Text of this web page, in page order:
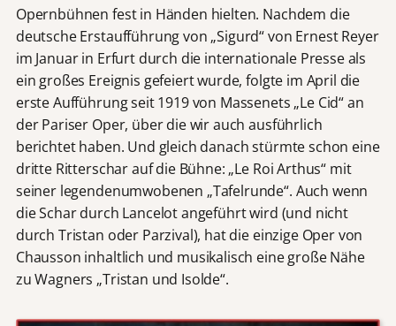
Opernbühnen fest in Händen hielten. Nachdem die
deutsche Erstaufführung von „Sigurd“ von Ernest Reyer
im Januar in Erfurt durch die internationale Presse als
ein großes Ereignis gefeiert wurde, folgte im April die
erste Aufführung seit 1919 von Massenets „Le Cid“ an
der Pariser Oper, über die wir auch ausführlich
berichtet haben. Und gleich danach stürmte schon eine
dritte Ritterschar auf die Bühne: „Le Roi Arthus“ mit
seiner legendenumwobenen „Tafelrunde“. Auch wenn
die Schar durch Lancelot angeführt wird (und nicht
durch Tristan oder Parzival), hat die einzige Oper von
Chausson inhaltlich und musikalisch eine große Nähe
zu Wagners „Tristan und Isolde“.